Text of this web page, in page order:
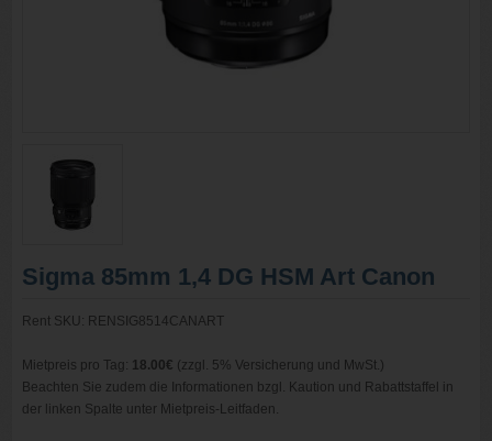
Sigma 85mm 1,4 DG HSM Art Canon
Rent SKU: RENSIG8514CANART
Mietpreis pro Tag: 18.00€ (zzgl. 5% Versicherung und MwSt.)
Beachten Sie zudem die Informationen bzgl. Kaution und Rabattstaffel in
der linken Spalte unter Mietpreis-Leitfaden.